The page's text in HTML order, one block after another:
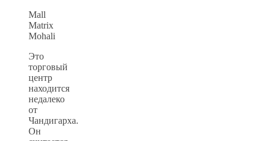
Mall
Matrix
Mohali
Это
торговый
центр
находится
недалеко
от
Чандигарха.
Он